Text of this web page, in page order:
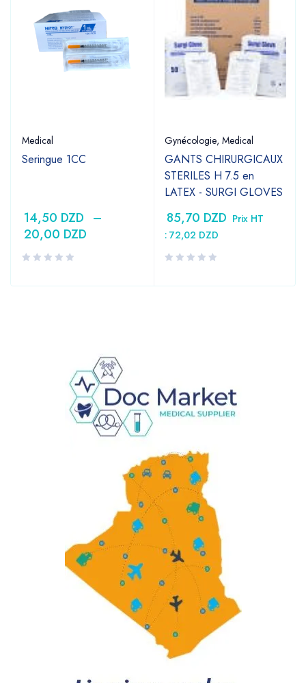
Medical
Seringue 1CC
14,50 DZD –
20,00 DZD
Gynécologie, Medical
GANTS CHIRURGICAUX
STERILES H 7.5 en
LATEX - SURGI GLOVES
85,70 DZD Prix HT
: 72,02 DZD